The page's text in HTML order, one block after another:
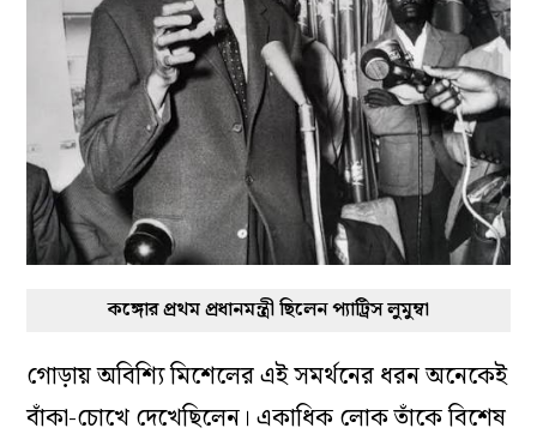
কঙ্গোর প্রথম প্রধানমন্ত্রী ছিলেন প্যাট্রিস লুমুম্বা
গোড়ায় অবিশ্যি মিশেলের এই সমর্থনের ধরন অনেকেই
বাঁকা-চোখে দেখেছিলেন। একাধিক লোক তাঁকে বিশেষ